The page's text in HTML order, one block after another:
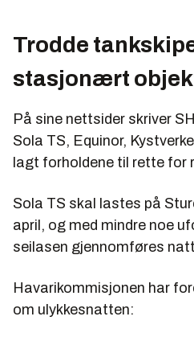
Trodde
stasjonært
På sine nettsider skriver
Sola TS, Equinor,
lagt forholdene til rette for
Sola TS skal lastes på
april, og med mindre noe
seilasen gjennomføres
Havarikommisjonen har
om ulykkesnatten: